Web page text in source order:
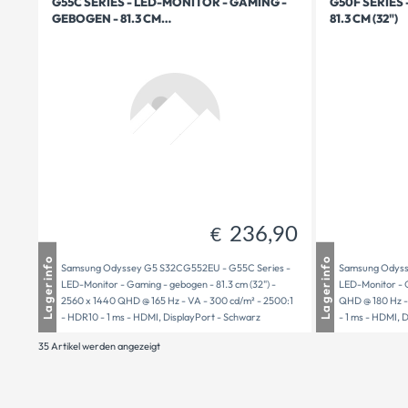
GEBOGEN - 81.3 CM…
€ 236,90
Samsung Odyssey G5 S32CG552EU - G55C Series -
LED-Monitor - Gaming - gebogen - 81.3 cm (32") -
2560 x 1440 QHD @ 165 Hz - VA - 300 cd/m² - 2500:1
- HDR10 - 1 ms - HDMI, DisplayPort - Schwarz
Lagerinfo
81.3 CM (32")
Samsung
LED-Monitor -
QHD @ 180 Hz
- 1 ms - HDMI,
Freistadt
Versandbereit 1 - 3 Tage Lieferzeit Lagerinfo
Freistadt
35 Artikel werden angezeigt